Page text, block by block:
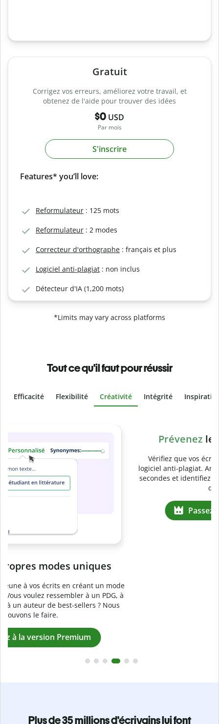
Gratuit
Corrigez vos erreurs, améliorez votre travail, et
obtenez de l'aide pour trouver des idées
$0 USD
Par mois
S'inscrire
Features* you’ll love:
Reformulateur : 125 mots
Reformulateur : 2 modes
Correcteur d'orthographe : français et plus
Logiciel anti-plagiat : non inclus
Détecteur d'IA (1,200 mots)
*Limits may vary across platforms
Tout ce qu'il faut pour réussir
Efficacité Flexibilité Créativité Intégrité
Prévenezle plagiat involontaire
Vérifiez que vos écrits sont 100 % les vôtres grâce au
logiciel anti-plagiat. Analysez votre document en quelques
secondes et identifiez les citations manquantes dans plus
Passez à la version Premium
Plus de 35 millions d'écrivains lui font